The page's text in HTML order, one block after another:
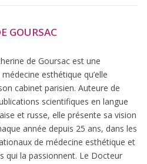
GOURSAC
de Goursac est une
esthétique qu’elle
cabinet parisien. Auteure de
scientifiques en langue
et russe, elle présente sa vision
année depuis 25 ans, dans les
de médecine esthétique et
qui la passionnent. Le Docteur